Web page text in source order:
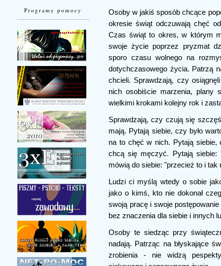
Programy pomocy
Osoby w jakiś sposób chcące
okresie świąt odczuwają chęć
Czas świąt to okres, w którym
swoje życie poprzez pryzmat
sporo czasu wolnego na
dotychczasowego życia. Patrzą
chcieli. Sprawdzają, czy
nich osobiście marzenia,
wielkimi krokami kolejny rok i
Sprawdzają, czy czują się
mają. Pytają siebie, czy było
na to chęć w nich. Pytają siebie,
chcą się męczyć. Pytają
mówią do siebie: "przecież to i tak
Ludzi ci myślą wtedy o sobie
jako o kimś, kto nie dokonał
swoją pracę i swoje
bez znaczenia dla siebie i innych
Osoby te siedząc przy
nadają. Patrząc na błyskające
zrobienia - nie widzą